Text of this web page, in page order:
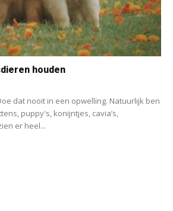
houden
dat nooit in een opwelling. Natuurlijk ben
puppy's, konijntjes, cavia’s,
er heel...